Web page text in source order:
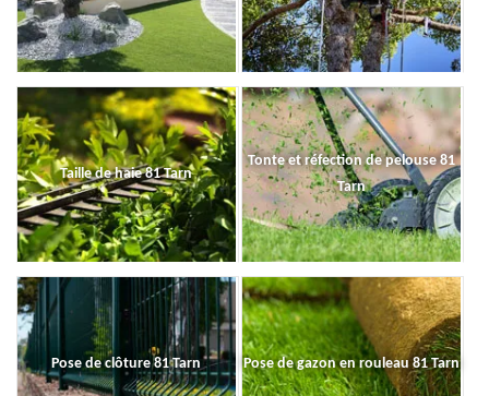
Taille de haie 81 Tarn
Tonte et réfection de pelouse 81
Tarn
Pose de clôture 81 Tarn Pose de gazon en rouleau 81 Tarn